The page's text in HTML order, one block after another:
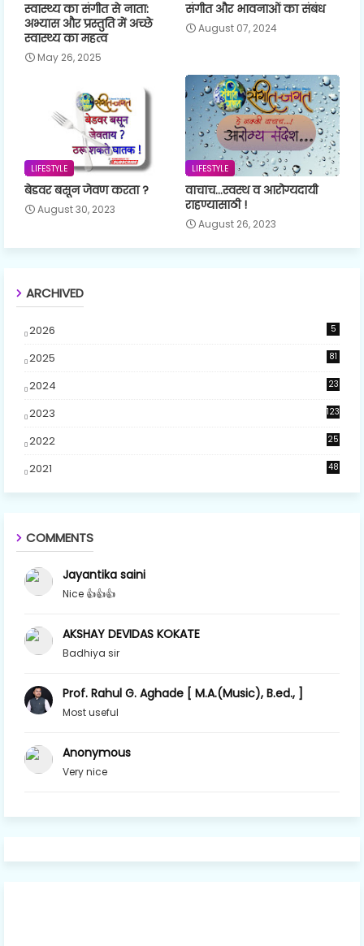
स्वास्थ्य का संगीत से नाता:
अभ्यास और प्रस्तुति में अच्छे
स्वास्थ्य का महत्व
May 26, 2025
संगीत और भावनाओं का संबंध
August 07, 2024
LIFESTYLE
बेडवर बसून जेवण करता ?
August 30, 2023
LIFESTYLE
वाचाच...स्वस्थ व आरोग्यदायी
राहण्यासाठी !
August 26, 2023
ARCHIVED
2026 5
2025 81
2024
23
2023 123
2022 25
2021 48
COMMENTS
Jayantika saini
Nice 👍👍👍
AKSHAY DEVIDAS KOKATE
Badhiya sir
Prof. Rahul G. Aghade [ M.A.(Music), B.ed., ]
Most useful
Anonymous
Very nice